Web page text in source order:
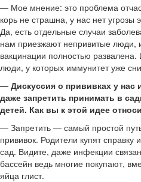
— Мое мнение: это проблема
корь не страшна, у нас нет угрозы
Да, есть отдельные случаи
нам приезжают непривитые люди,
вакцинации полностью
люди, у которых иммунитет уже
— Дискуссия о прививках у нас
даже запретить принимать в
детей. Как вы к этой идее
— Запретить — самый простой
прививок. Родители купят справку
сад. Видите, даже инфекции
бассейн ведь многие покупают,
яйца глист.